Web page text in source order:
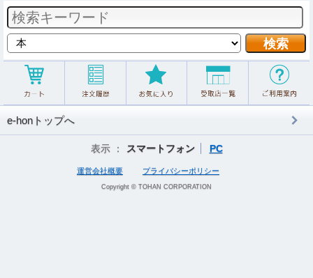
e-honトップへ
表示 ： スマートフォン PC
運営会社概要 プライバシーポリシー
Copyright © TOHAN CORPORATION